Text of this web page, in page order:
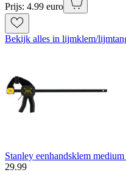
Prijs: 4.99 euro
Bekijk alles in lijmklem/
Stanley eenhandsklem
29.99